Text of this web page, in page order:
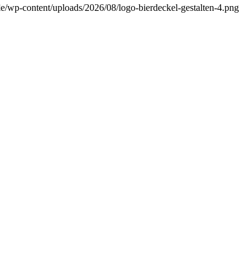
wp-content/uploads/2026/08/logo-bierdeckel-gestalten-4.png